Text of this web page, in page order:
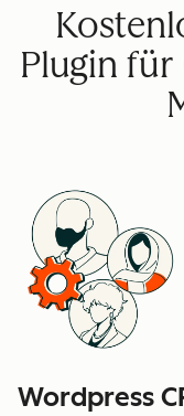
Plugin für
Wordpress